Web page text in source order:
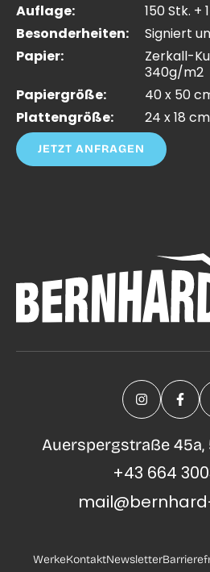
Auflage:
150 Stk. +
Besonderheiten:
Signiert
Papier:
Zerkall-
340g/m2
Papiergröße:
40 x 50
Plattengröße:
24 x 18 cm
JETZT ANFRAGEN
Auerspergstraße
+43 664
WerkeKontaktNewsletter